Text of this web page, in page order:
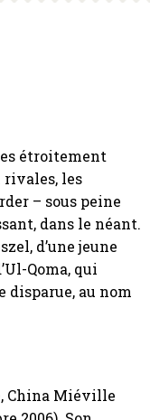
étroitement
rivales, les
– sous peine
dans le néant.
d’une jeune
Qoma, qui
au nom
China Miéville